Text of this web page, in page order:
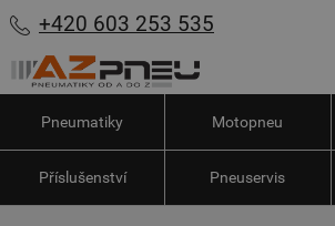
+420 603 253 535
Pneumatiky Motopneu
Příslušenství Pneuservis